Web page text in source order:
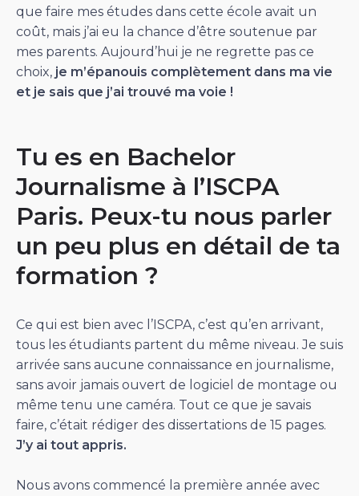
que faire mes études dans cette école avait un
coût, mais j’ai eu la chance d’être soutenue par
mes parents. Aujourd’hui je ne regrette pas ce
choix, je m’épanouis complètement dans ma vie
et je sais que j’ai trouvé ma voie !
Tu es en Bachelor
Journalisme à l’ISCPA
Paris. Peux-tu nous parler
un peu plus en détail de ta
formation ?
Ce qui est bien avec l’ISCPA, c’est qu’en arrivant,
tous les étudiants partent du même niveau. Je suis
arrivée sans aucune connaissance en journalisme,
sans avoir jamais ouvert de logiciel de montage ou
même tenu une caméra. Tout ce que je savais
faire, c’était rédiger des dissertations de 15 pages.
J’y ai tout appris.
Nous avons commencé la première année avec